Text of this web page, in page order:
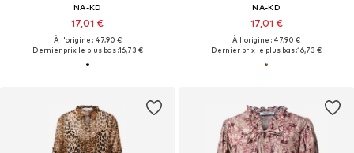
NA-KD
17,01 €
À l'origine : 47,90 €
Dernier prix le plus bas :16,73 €
NA-KD
17,01 €
À l'origine : 47,90 €
Dernier prix le plus bas :16,73 €